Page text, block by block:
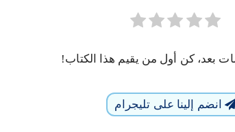
بعد، كن أول من يقيم هذا الكتاب!
انضم إلينا على تليجرام